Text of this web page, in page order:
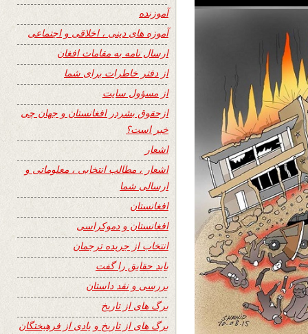
آموزنده
آموزه های دینی ، اخلاقی و اجتماعی
ارسال نامه به مقامات افغان
از دفتر خاطرات برای شما
از مسؤول سایت
ازحقوق بشردر افغانستان و جهان چی
خبر است؟
اشعار
اشعار ، مطالب انتخابی ، معلوماتی و
ارسالی شما
افغانستان
افغانستان و دموکراسی
انتخاب از جریده ترجمان
باید حقایق را گفت
بررسی و نقد داستان
برگ های از تاریخ
برگ های از تاریخ و یادی از فرهیختگان